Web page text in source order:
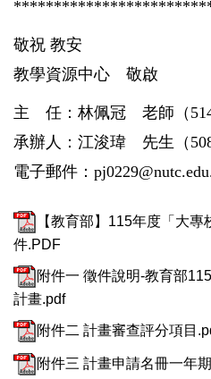
敬祝 教安
教學資源中心 敬啟
主 任：林佩冠 老師 （
承辦人：江浚瑋 先生 （
電子郵件：
【教育部】115年度「大
件.PDF
附件一 徵件說明-教育部
計畫.pdf
附件二 計畫審查評分項目
附件三 計畫申請名冊一年